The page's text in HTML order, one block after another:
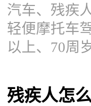
汽车、残疾
轻便摩托车
以上、70周
残疾人怎